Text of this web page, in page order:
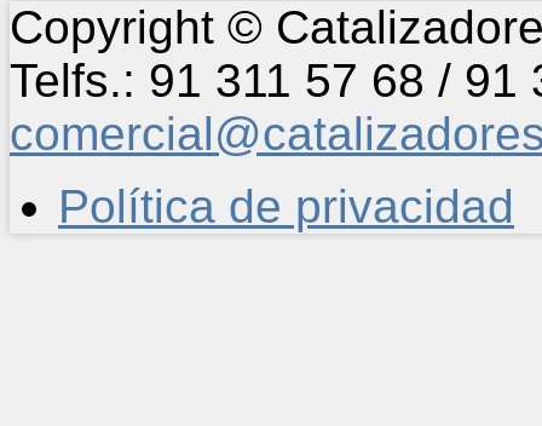
Copyright ©
Telfs.: 91 311 57 68 /
Política de privacidad